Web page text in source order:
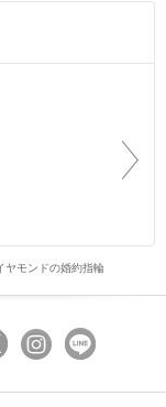
ヤモンドの婚約指輪